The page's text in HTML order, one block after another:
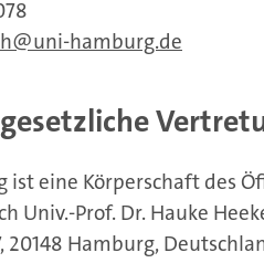
uni-hamburg.de
eine Körperschaft des
Univ.-Prof. Dr. Hauke
Hamburg,